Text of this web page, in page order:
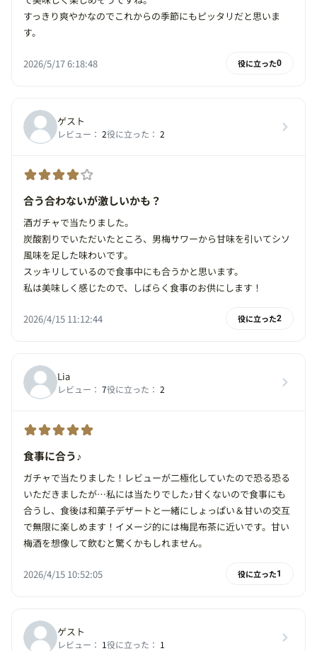
すっきり爽やかなのでこれからの季節にもピッタリだと思いま
す。
2026/5/17 6:18:48 役に立った0
ゲスト
レビュー： 2役に立った： 2
合う合わないが激しいかも？
酒ガチャで当たりました。
炭酸割りでいただいたところ、男梅サワーから甘味を引いてシソ
風味を足した味わいです。
スッキリしているので食事中にも合うかと思います。
私は美味しく感じたので、しばらく食事のお供にします！
2026/4/15 11:12:44 役に立った2
Lia
レビュー： 7役に立った： 2
食事に合う♪
ガチャで当たりました！レビューが二極化していたので恐る恐る
いただきましたが…私には当たりでした♪甘くないので食事にも
合うし、食後は和菓子デザートと一緒にしょっぱい＆甘いの交互
で無限に楽しめます！イメージ的には梅昆布茶に近いです。甘い
梅酒を想像して飲むと驚くかもしれません。
2026/4/15 10:52:05 役に立った1
ゲスト
レビュー： 1役に立った： 1